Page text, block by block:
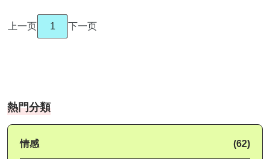
上一页 1 下一页
熱門分類
情感 (62)